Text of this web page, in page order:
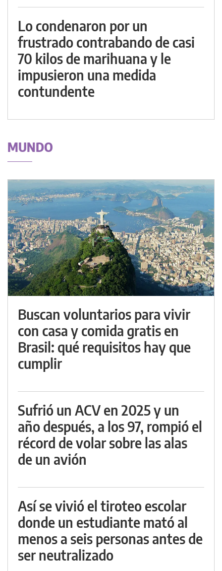
Lo condenaron por un
frustrado contrabando de casi
70 kilos de marihuana y le
impusieron una medida
contundente
MUNDO
Buscan voluntarios para vivir
con casa y comida gratis en
Brasil: qué requisitos hay que
cumplir
Sufrió un ACV en 2025 y un
año después, a los 97, rompió el
récord de volar sobre las alas
de un avión
Así se vivió el tiroteo escolar
donde un estudiante mató al
menos a seis personas antes de
ser neutralizado